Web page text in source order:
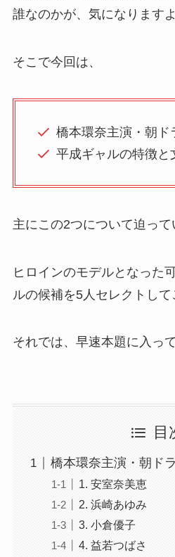
誰なのかが、気になりますよ
そこで今回は、
橋本環奈主演・朝ド
平成ギャルの特徴と
主にこの2つについて迫って
ヒロインのモデルとなった
ルの候補を5人セレクトして
それでは、早速本題に入っ
目
橋本環奈主演・朝ド
1. 安室奈美恵
2. 浜崎あゆみ
3. 小倉優子
4. 益若つばさ